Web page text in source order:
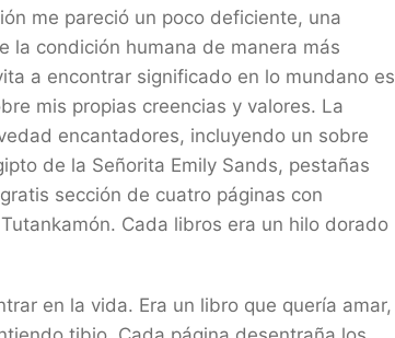
me pareció un poco deficiente, una
la condición humana de manera más
a encontrar significado en lo mundano es
mis propias creencias y valores. La
encantadores, incluyendo un sobre
de la Señorita Emily Sands, pestañas
sección de cuatro páginas con
Cada libros era un hilo dorado
en la vida. Era un libro que quería amar,